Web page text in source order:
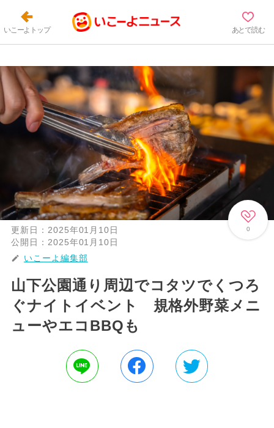
いこーよトップ あとで読む
0
更新日： 2025年01月10日
公開日： 2025年01月10日
いこーよ編集部
山下公園通り周辺でコタツでくつろ
ぐナイトイベント 規格外野菜メニ
ューやエコBBQも